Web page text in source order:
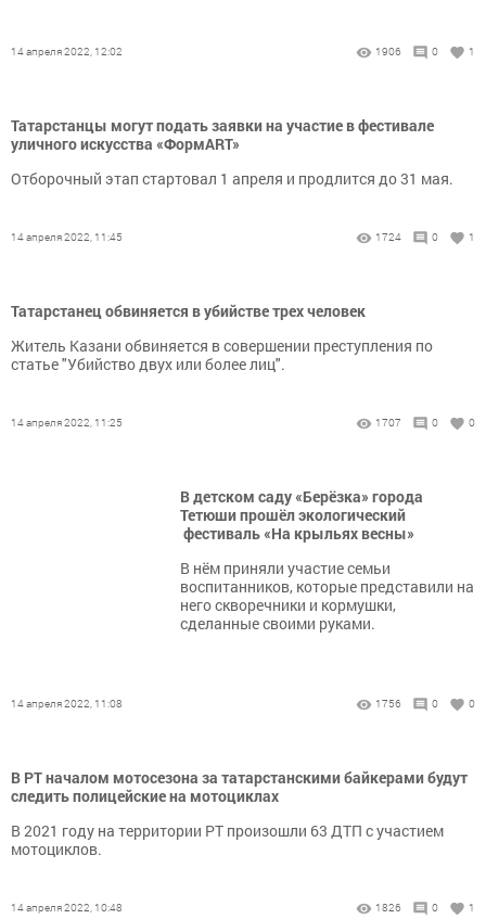
14 апреля 2022, 12:02 1906 0 1
Татарстанцы могут подать заявки на участие в фестивале
уличного искусства «ФормART»
Отборочный этап стартовал 1 апреля и продлится до 31 мая.
14 апреля 2022, 11:45 1724 0 1
Татарстанец обвиняется в убийстве трех человек
Житель Казани обвиняется в совершении преступления по
статье "Убийство двух или более лиц".
14 апреля 2022, 11:25 1707 0 0
В детском саду «Берёзка» города
Тетюши прошёл экологический
фестиваль «На крыльях весны»
В нём приняли участие семьи
воспитанников, которые представили на
него скворечники и кормушки,
сделанные своими руками.
14 апреля 2022, 11:08 1756 0 0
В РТ началом мотосезона за татарстанскими байкерами будут
следить полицейские на мотоциклах
В 2021 году на территории РТ произошли 63 ДТП с участием
мотоциклов.
14 апреля 2022, 10:48 1826 0 1